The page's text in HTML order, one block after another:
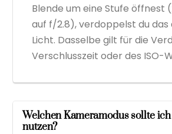
Blende um eine Stufe öffnest
auf f/2.8), verdoppelst du das
Licht. Dasselbe gilt für die
Verschlusszeit oder des ISO-
Welchen Kameramodus sollte
nutzen?